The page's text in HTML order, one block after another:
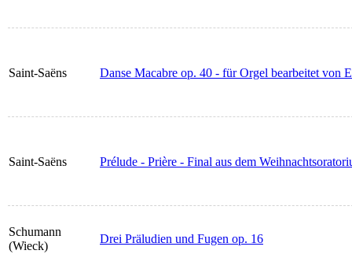
Saint-Saëns Danse Macabre op. 40 - für Orgel bearbeitet von
Saint-Saëns Prélude - Prière - Final aus dem
Schumann
(Wieck)
Drei Präludien und Fugen op. 16